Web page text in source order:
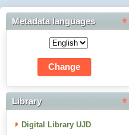
Metadata languages
Library
Digital Library UJD